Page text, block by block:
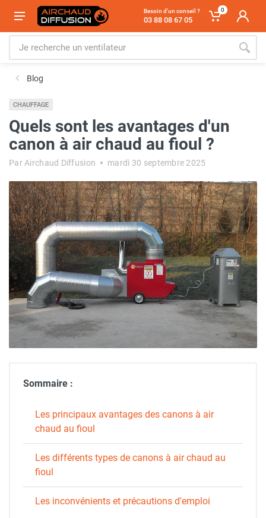
Besoin d'un conseil ?
03 88 08 67 05
0
Blog
CHAUFFAGE
Quels sont les avantages d'un
canon à air chaud au fioul ?
Par Airchaud Diffusion mardi 30 septembre 2025
Sommaire :
Les principaux avantages des canons à air
chaud au fioul
Les différents types de canons à air chaud au
fioul
Les inconvénients et précautions d'emploi